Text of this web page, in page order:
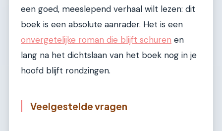
een goed, meeslepend verhaal wilt lezen: dit
boek is een absolute aanrader. Het is een
onvergetelijke roman die blijft schuren en
lang na het dichtslaan van het boek nog in je
hoofd blijft rondzingen.
Veelgestelde vragen